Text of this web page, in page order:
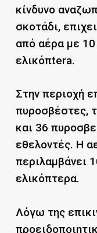
κίνδυνο
σκοτάδι,
από αέρα με
ελικόπtera.
Στην περιοχή
πυροσβέστες,
και 36
εθελοντές. Η
περιλαμβάνει
ελικόπτερα.
Λόγω της